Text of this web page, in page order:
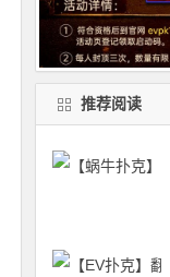
推荐阅读